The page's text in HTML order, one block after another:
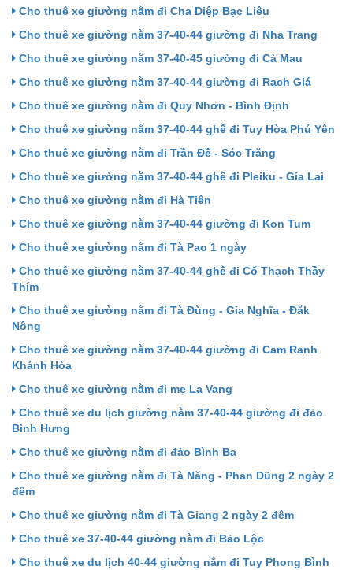
Cho thuê xe giường nằm đi Cha Diệp Bạc Liêu
Cho thuê xe giường nằm 37-40-44 giường đi Nha Trang
Cho thuê xe giường nằm 37-40-45 giường đi Cà Mau
Cho thuê xe giường nằm 37-40-44 giường đi Rạch Giá
Cho thuê xe giường nằm đi Quy Nhơn - Bình Định
Cho thuê xe giường nằm 37-40-44 ghế đi Tuy Hòa Phú Yên
Cho thuê xe giường nằm đi Trần Đề - Sóc Trăng
Cho thuê xe giường nằm 37-40-44 ghế đi Pleiku - Gia Lai
Cho thuê xe giường nằm đi Hà Tiên
Cho thuê xe giường nằm 37-40-44 giường đi Kon Tum
Cho thuê xe giường nằm đi Tà Pao 1 ngày
Cho thuê xe giường nằm 37-40-44 ghế đi Cổ Thạch Thầy
Thím
Cho thuê xe giường nằm đi Tà Đùng - Gia Nghĩa - Đăk
Nông
Cho thuê xe giường nằm 37-40-44 giường đi Cam Ranh
Khánh Hòa
Cho thuê xe giường nằm đi mẹ La Vang
Cho thuê xe du lịch giường nằm 37-40-44 giường đi đảo
Bình Hưng
Cho thuê xe giường nằm đi đảo Bình Ba
Cho thuê xe giường nằm đi Tà Năng - Phan Dũng 2 ngày 2
đêm
Cho thuê xe giường nằm đi Tà Giang 2 ngày 2 đêm
Cho thuê xe 37-40-44 giường nằm đi Bảo Lộc
Cho thuê xe du lịch 40-44 giường nằm đi Tuy Phong Bình